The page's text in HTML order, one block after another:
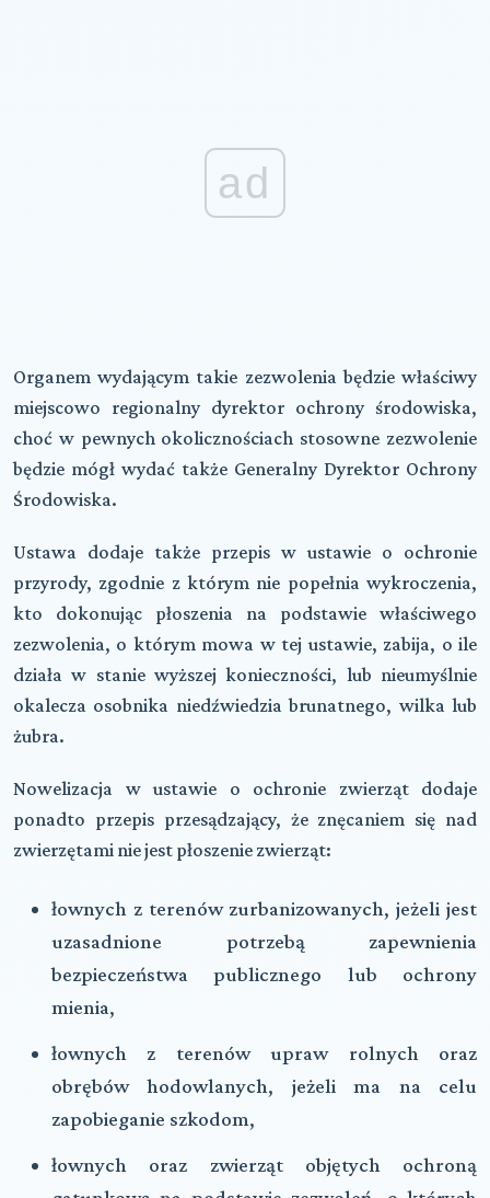
ad
Organem wydającym takie zezwolenia będzie właściwy
miejscowo regionalny dyrektor ochrony środowiska,
choć w pewnych okolicznościach stosowne zezwolenie
będzie mógł wydać także Generalny Dyrektor Ochrony
Środowiska.
Ustawa dodaje także przepis w ustawie o ochronie
przyrody, zgodnie z którym nie popełnia wykroczenia,
kto dokonując płoszenia na podstawie właściwego
zezwolenia, o którym mowa w tej ustawie, zabija, o ile
działa w stanie wyższej konieczności, lub nieumyślnie
okalecza osobnika niedźwiedzia brunatnego, wilka lub
żubra.
Nowelizacja w ustawie o ochronie zwierząt dodaje
ponadto przepis przesądzający, że znęcaniem się nad
zwierzętami nie jest płoszenie zwierząt:
łownych z terenów zurbanizowanych, jeżeli jest
uzasadnione potrzebą zapewnienia
bezpieczeństwa publicznego lub ochrony
mienia,
łownych z terenów upraw rolnych oraz
obrębów hodowlanych, jeżeli ma na celu
zapobieganie szkodom,
łownych oraz zwierząt objętych ochroną